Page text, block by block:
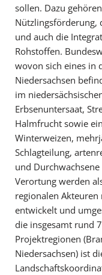
sollen. Dazu
Nützlingsförderung,
und auch die
Rohstoffen.
wovon sich eines in
Niedersachsen
im
Erbsenuntersaat,
Halmfrucht sowie
Winterweizen,
Schlagteilung,
und
Verortung werden
regionalen
entwickelt und
die insgesamt rund
Projektregionen
Niedersachsen) ist